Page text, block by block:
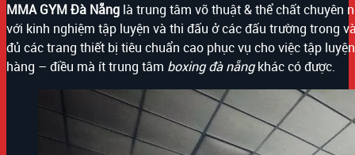
MMA GYM Đà Nẵng là trung tâm võ thuật & thể chất chuyên
với kinh nghiệm tập luyện và thi đấu ở các đấu trường trong
đủ các trang thiết bị tiêu chuẩn cao phục vụ cho việc tập
hàng – điều mà ít trung tâm boxing đà nẵngkhác có được.